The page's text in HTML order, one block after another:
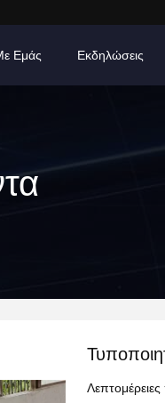
Εμάς Εκδηλώσεις